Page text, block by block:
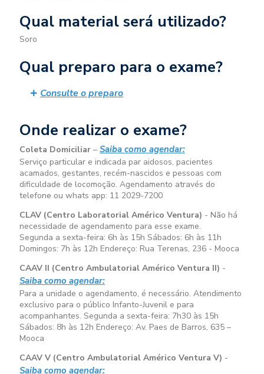
Qual material será utilizado?
Soro
Qual preparo para o exame?
Consulte o preparo
Onde realizar o exame?
Coleta Domiciliar – Saiba como agendar:
Serviço particular e indicada par aidosos, pacientes
acamados, gestantes, recém-nascidos e pessoas com
dificuldade de locomoção. Agendamento através do
telefone ou whats app: 11 2029-7200
CLAV (Centro Laboratorial Américo Ventura) - Não há
necessidade de agendamento para esse exame.
Segunda a sexta-feira: 6h às 15h Sábados: 6h às 11h
Domingos: 7h às 12h Endereço: Rua Terenas, 236 - Mooca
CAAV II (Centro Ambulatorial Américo Ventura II) -
Saiba como agendar:
Para a unidade o agendamento, é necessário. Atendimento
exclusivo para o público Infanto-Juvenil e para
acompanhantes. Segunda a sexta-feira: 7h30 às 15h
Sábados: 8h às 12h Endereço: Av. Paes de Barros, 635 –
Mooca
CAAV V (Centro Ambulatorial Américo Ventura V) -
Saiba como agendar: